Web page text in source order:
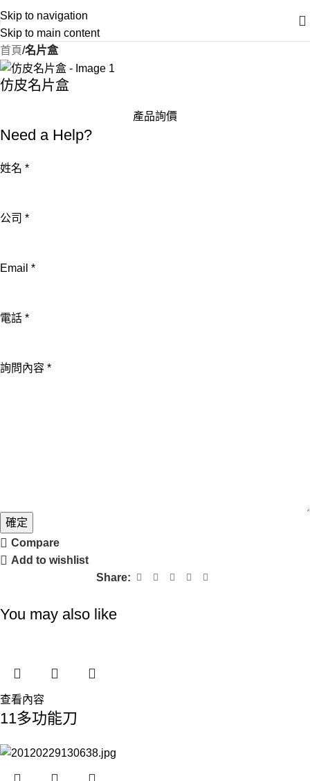
Skip to navigation
Skip to main content
首頁 名片盒
仿皮名片盒
產品詢價
Need a Help?
姓名 *
公司 *
Email *
詢
容
電話 *
詢問內容 *
確定
Compare
Add to wishlist
Share:
You may also like
查看內容
11多功能刀